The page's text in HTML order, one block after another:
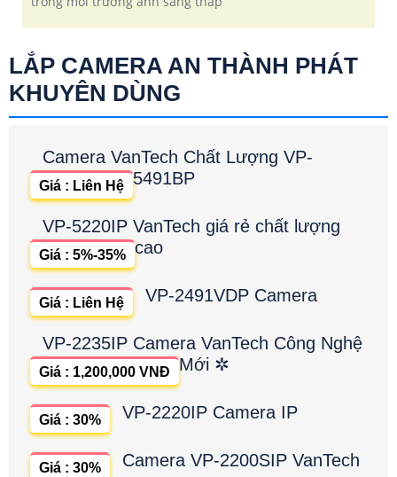
LẮP CAMERA AN THÀNH PHÁT
KHUYÊN DÙNG
Camera VanTech Chất Lượng VP-
5491BP
Giá : Liên Hệ
VP-5220IP VanTech giá rẻ chất lượng
cao
Giá : 5%-35%
VP-2491VDP Camera
Giá : Liên Hệ
VP-2235IP Camera VanTech Công Nghệ
Mới ✲
Giá : 1,200,000 VNĐ
VP-2220IP Camera IP
Giá : 30%
Camera VP-2200SIP VanTech
Giá : 30%